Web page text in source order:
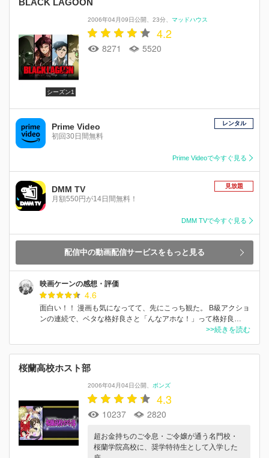
シーズン1
2006年04月09日公開 23分 マッドハウス
4.2
8271 5520
Prime Video
初回30日間無料
レンタル
Prime Videoで今すぐ見る
DMM TV
月額550円が14日間無料！
見放題
DMM TVで今すぐ見る
配信中の動画配信サービスをもっと見る
映画ケーンの感想・評価
4.6
面白い！！ 漫画も気になってて、先にこっち観た。 B級アクショ
ンの連続で、ベタな格好良さと「んなアホな！」って格好良…
>>続きを読む
桜蘭高校ホスト部
2006年04月04日公開 ボンズ
4.3
10237 2820
超お金持ちのご令息・ご令嬢が通う名門校・
桜蘭学院高校に、奨学特待生として入学した